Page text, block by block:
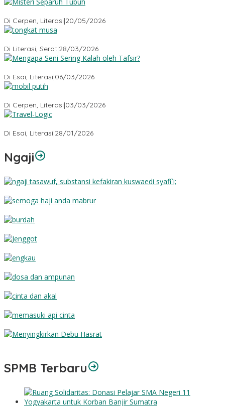
Di Cerpen, Literasi|20/05/2026
Di Literasi, Serat|28/03/2026
Di Esai, Literasi|06/03/2026
Di Cerpen, Literasi|03/03/2026
Di Esai, Literasi|28/01/2026
Ngaji
SPMB Terbaru